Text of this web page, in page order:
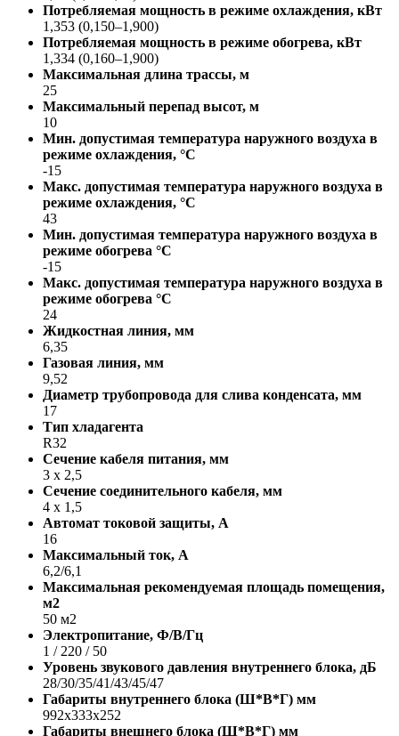
Потребляемая мощность в режиме охлаждения, кВт
1,353 (0,150–1,900)
Потребляемая мощность в режиме обогрева, кВт
1,334 (0,160–1,900)
Максимальная длина трассы, м
25
Максимальный перепад высот, м
10
Мин. допустимая температура наружного воздуха в
режиме охлаждения, °С
-15
Макс. допустимая температура наружного воздуха в
режиме охлаждения, °С
43
Мин. допустимая температура наружного воздуха в
режиме обогрева °С
-15
Макс. допустимая температура наружного воздуха в
режиме обогрева °С
24
Жидкостная линия, мм
6,35
Газовая линия, мм
9,52
Диаметр трубопровода для слива конденсата, мм
17
Тип хладагента
R32
Сечение кабеля питания, мм
3 х 2,5
Сечение соединительного кабеля, мм
4 х 1,5
Автомат токовой защиты, A
16
Максимальный ток, А
6,2/6,1
Максимальная рекомендуемая площадь помещения,
м2
50 м2
Электропитание, Ф/В/Гц
1 / 220 / 50
Уровень звукового давления внутреннего блока, дБ
28/30/35/41/43/45/47
Габариты внутреннего блока (Ш*В*Г) мм
992x333x252
Габариты внешнего блока (Ш*В*Г) мм